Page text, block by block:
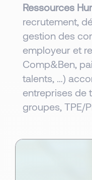
Ressources
recrutement,
gestion des
employeur et
Comp&Ben,
talents, …)
entreprises de
groupes, TPE/